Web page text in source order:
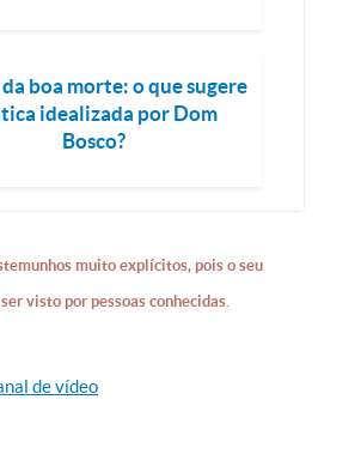
boa morte: o que sugere
idealizada por Dom
Bosco?
muito explícitos, pois o seu
visto por pessoas conhecidas.
de vídeo